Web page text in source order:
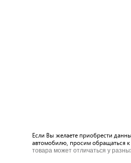
Если Вы желаете приобрести
автомобилю, просим обращаться к
товара может отличаться у